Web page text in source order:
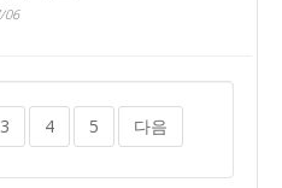
06
3 4 5 다음